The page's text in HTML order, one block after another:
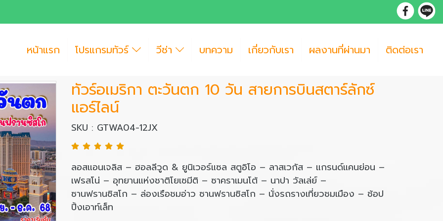
หน้าแรก โปรแกรมทัวร์ วีซ่า บทความ เกี่ยวกับเรา ผลงานที่ผ่านมา ติดต่อเรา
ทัวร์อเมริกา ตะวันตก 10 วัน สายการบินสตาร์ลักซ์
แอร์ไลน์
SKU : GTWA04-12JX
ลอสแอนเจลิส – ฮอลลีวูด & ยูนิเวอร์แซล สตูอิโอ – ลาสเวกัส – แกรนด์แคนย่อน –
เฟรสโน่ – อุทยานแห่งชาติโยเซมีติ – ซาคราเมนโต้ – นาปา วัลเล่ย์ –
ซานฟรานซิสโก – ล่องเรือชมอ่าว ซานฟรานซิสโก – นั่งรถรางเที่ยวชมเมือง – ช้อป
ปิ้งเอาท์เล็ท